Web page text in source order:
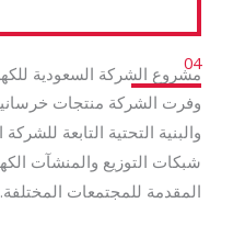
04
مشروع الشركة السعودية
وفرت الشركة منتجات
والبنية التحتية التابعة
شبكات التوزيع والمنشآت
المقدمة للمجتمعات المختلفة.